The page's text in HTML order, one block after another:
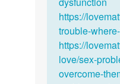
https://
trouble-
https://
love/sex-
overcome-